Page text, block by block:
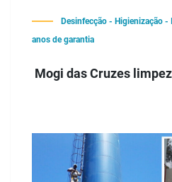
Desinfecção - Higienização
anos de garantia
Mogi das Cruzes